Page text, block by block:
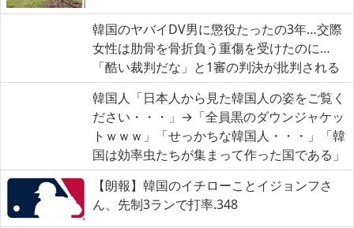
韓国のヤバイDV男に懲役たったの3年…交際
女性は肋骨を骨折負う重傷を受けたのに…
「酷い裁判だな」と1審の判決が批判される
韓国人「日本人から見た韓国人の姿をご覧く
ださい・・・」→「全員黒のダウンジャケッ
トｗｗｗ」「せっかちな韓国人・・・」「韓
国は効率虫たちが集まって作った国である」
【朗報】韓国のイチローことイジョンフさ
ん、先制3ランで打率.348